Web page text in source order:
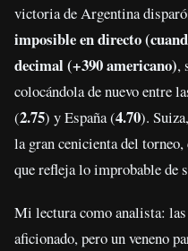
victoria de Argentina
imposible en directo
decimal (+390 americano),
colocándola de nuevo entre
(2.75) y España (4.70).
la gran cenicienta del
que refleja lo improbable de
Mi lectura como analista: las
aficionado, pero un veneno